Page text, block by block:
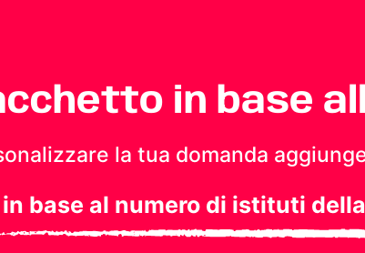
in base
la tua domanda
base al numero di istituti